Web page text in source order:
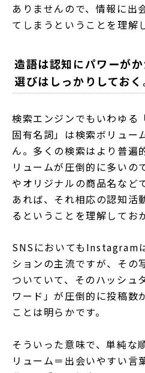
ありませんので、情報に出
てしまうということを理解
造語は認知にパワーが
選びはしっかりしておく
検索エンジンでもいわゆる
固有名詞」は検索ボリュー
ん。多くの検索はより普遍
リュームが圧倒的に多いの
やオリジナルの商品名など
あれば、それ相応の認知活
るということを理解してお
SNSにおいてもInstagram
ションの主流ですが、その
ついていて、そのハッシュ
ワード」が圧倒的に投稿数
ことは明らかです。
そういった意味で、単純な
リューム＝出会いやすい言